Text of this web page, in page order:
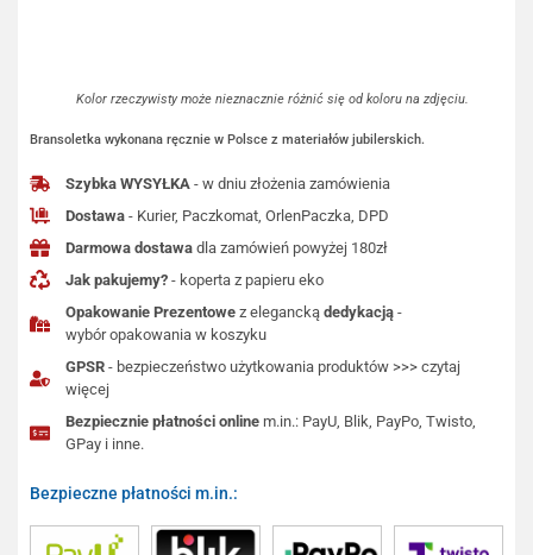
Kolor rzeczywisty może nieznacznie różnić się od koloru na zdjęciu.
Bransoletka wykonana ręcznie w Polsce z materiałów jubilerskich.
Szybka WYSYŁKA - w dniu złożenia zamówienia
Dostawa - Kurier, Paczkomat, OrlenPaczka, DPD
Darmowa dostawa dla zamówień powyżej 180zł
Jak pakujemy? - koperta z papieru eko
Opakowanie Prezentowe z eleganckądedykacją -
wybór opakowania w koszyku
GPSR - bezpieczeństwo użytkowania produktów >>> czytaj
więcej
Bezpiecznie płatności online m.in.: PayU, Blik, PayPo, Twisto,
GPay i inne.
Bezpieczne płatności m.in.: